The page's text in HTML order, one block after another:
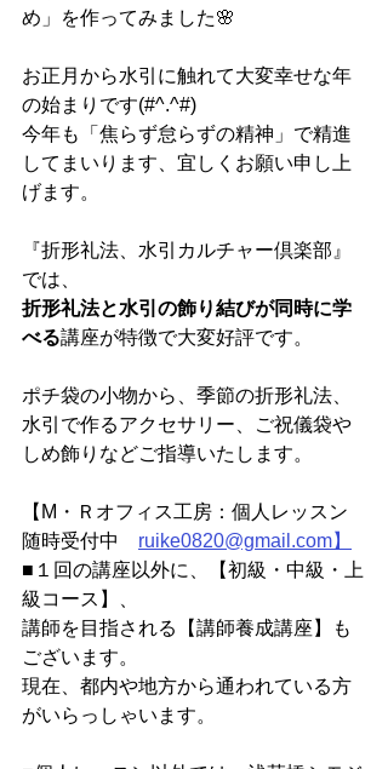
め」を作ってみました🌸
お正月から水引に触れて大変幸せな年
の始まりです(#^.^#)
今年も「焦らず怠らずの精神」で精進
してまいります、宜しくお願い申し上
げます。
『折形礼法、水引カルチャー倶楽部』
では、
折形礼法と水引の飾り結びが同時に学
べる講座が特徴で大変好評です。
ポチ袋の小物から、季節の折形礼法、
水引で作るアクセサリー、ご祝儀袋や
しめ飾りなどご指導いたします。
【M・Ｒオフィス工房：個人レッスン
随時受付中 ruike0820@gmail.com】
■１回の講座以外に、【初級・中級・上
級コース】、
講師を目指される【講師養成講座】も
ございます。
現在、都内や地方から通われている方
がいらっしゃいます。